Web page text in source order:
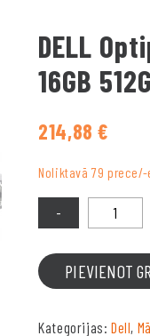
DELL
16GB
214,88€
Noliktavā 79 prece/-
PIEVIENOT
Kategorijas: Dell,